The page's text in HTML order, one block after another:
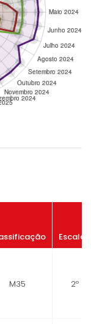
Escalão
M35 2º